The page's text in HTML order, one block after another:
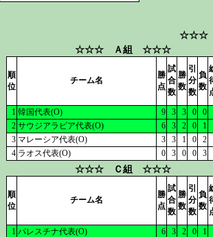
☆☆☆
☆☆☆ Ａ組 ☆☆☆
順
位
チーム名
勝
点
試
合
数
勝
数
引
分
数
負
数
1 韓国代表(O) 9 3 3 0 0
2 サウジアラビア代表(O) 6 3 2 0 1
3 マレーシア代表(O) 3 3 1 0 2
4 ラオス代表(O) 0 3 0 0 3
☆☆☆ Ｃ組 ☆☆☆
順
位
チーム名
勝
点
試
合
数
勝
数
引
分
数
負
数
1 パレスチナ代表(O) 6 3 2 0 1